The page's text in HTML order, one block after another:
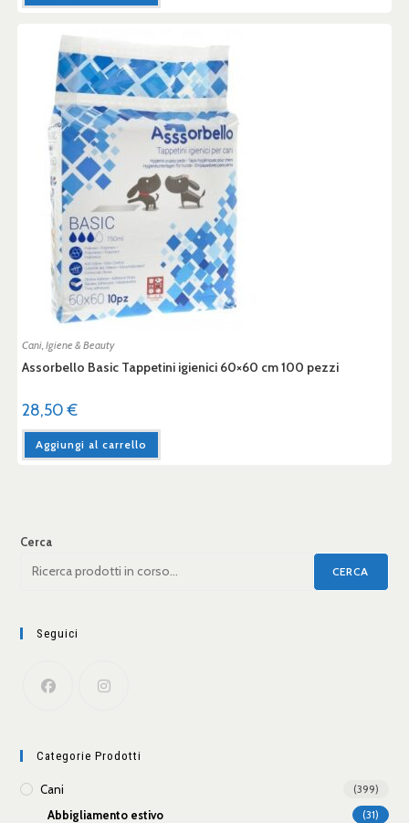
Cani,Igiene & Beauty
Assorbello Basic Tappetini igienici 60×60 cm 100 pezzi
28,50€
Aggiungi al carrello
Cerca
CERCA
Seguici
Categorie Prodotti
Cani (399)
Abbigliamento estivo (31)